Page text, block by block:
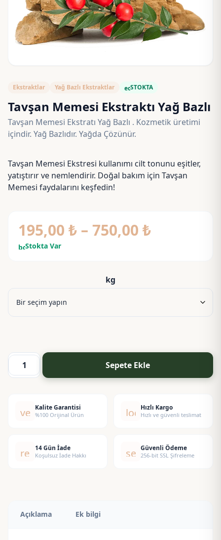
Ekstraktlar Yağ Bazlı Ekstraktlar ecoSTOKTA
Tavşan Memesi Ekstraktı Yağ Bazlı
Tavşan Memesi Ekstratı Yağ Bazlı . Kozmetik üretimi
içindir. Yağ Bazlıdır. Yağda Çözünür.
Tavşan Memesi Ekstresi kullanımı cilt tonunu eşitler,
yatıştırır ve nemlendirir. Doğal bakım için Tavşan
Memesi faydalarını keşfedin!
195,00 ₺ – 750,00 ₺Fiyat
-
750,00 ₺
boltStokta Var
kg
Tavşan
Bazlı
Sepete Ekle
verified
Kalite Garantisi
%100 Orijinal Ürün local_shipping
Hızlı Kargo
Hızlı ve güvenli teslimat
replay14 Gün İade
Koşulsuz İade Hakkı security
Güvenli Ödeme
256-bit SSL Şifreleme
Açıklama Ek bilgi